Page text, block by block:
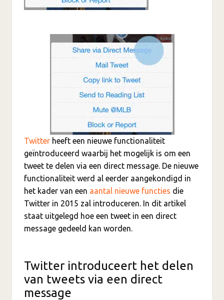
Twitter heeft een nieuwe functionaliteit
geïntroduceerd waarbij het mogelijk is om een
tweet te delen via een direct message. De nieuwe
functionaliteit werd al eerder aangekondigd in
het kader van een aantal nieuwe functies die
Twitter in 2015 zal introduceren. In dit artikel
staat uitgelegd hoe een tweet in een direct
message gedeeld kan worden.
Twitter introduceert het delen
van tweets via een direct
message